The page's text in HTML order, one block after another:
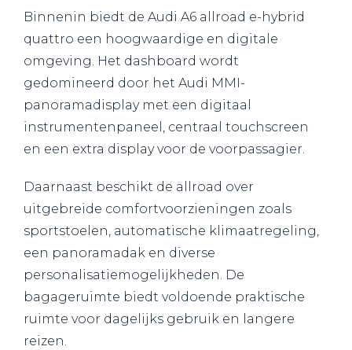
Binnenin biedt de Audi A6 allroad e-hybrid
quattro een hoogwaardige en digitale
omgeving. Het dashboard wordt
gedomineerd door het Audi MMI-
panoramadisplay met een digitaal
instrumentenpaneel, centraal touchscreen
en een extra display voor de voorpassagier.
Daarnaast beschikt de allroad over
uitgebreide comfortvoorzieningen zoals
sportstoelen, automatische klimaatregeling,
een panoramadak en diverse
personalisatiemogelijkheden. De
bagageruimte biedt voldoende praktische
ruimte voor dagelijks gebruik en langere
reizen.